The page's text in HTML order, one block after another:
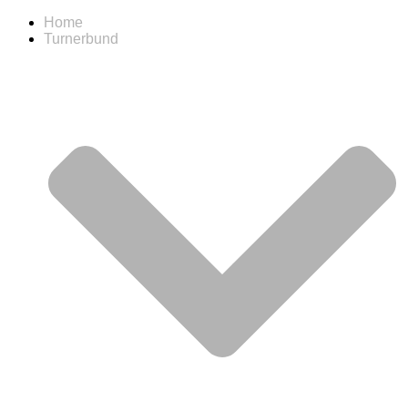
Home
Turnerbund